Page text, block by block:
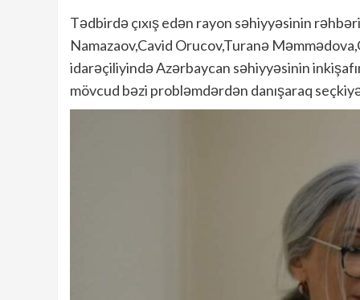
Tədbirdə çıxış edən rayon səhiyyəsinin
Namazaov,Cavid Orucov,Turanə
idarəçiliyində Azərbaycan səhiyyəsinin
mövcud bəzi probləmdərdən danışaraq